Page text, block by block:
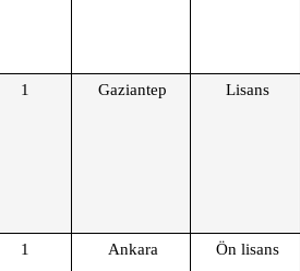
1 Gaziantep Lisans
1 Ankara Ön lisans